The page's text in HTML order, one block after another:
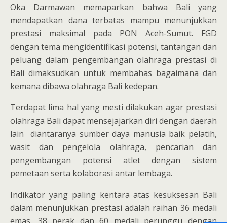
Oka Darmawan memaparkan bahwa Bali yang
mendapatkan dana terbatas mampu menunjukkan
prestasi maksimal pada PON Aceh-Sumut. FGD
dengan tema mengidentifikasi potensi, tantangan dan
peluang dalam pengembangan olahraga prestasi di
Bali dimaksudkan untuk membahas bagaimana dan
kemana dibawa olahraga Bali kedepan.
Terdapat lima hal yang mesti dilakukan agar prestasi
olahraga Bali dapat mensejajarkan diri dengan daerah
lain diantaranya sumber daya manusia baik pelatih,
wasit dan pengelola olahraga, pencarian dan
pengembangan potensi atlet dengan sistem
pemetaan serta kolaborasi antar lembaga.
Indikator yang paling kentara atas kesuksesan Bali
dalam menunjukkan prestasi adalah raihan 36 medali